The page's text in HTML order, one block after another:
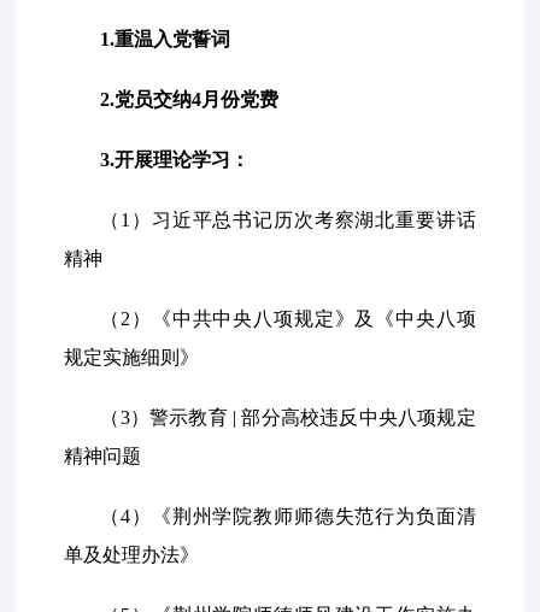
1.重温入党誓词
2.党员交纳4月份党费
3.开展理论学习：
（1）习近平总书记历次考察湖北重要讲话
精神
（2）《中共中央八项规定》及《中央八项
规定实施细则》
（3）警示教育 | 部分高校违反中央八项规定
精神问题
（4）《荆州学院教师师德失范行为负面清
单及处理办法》